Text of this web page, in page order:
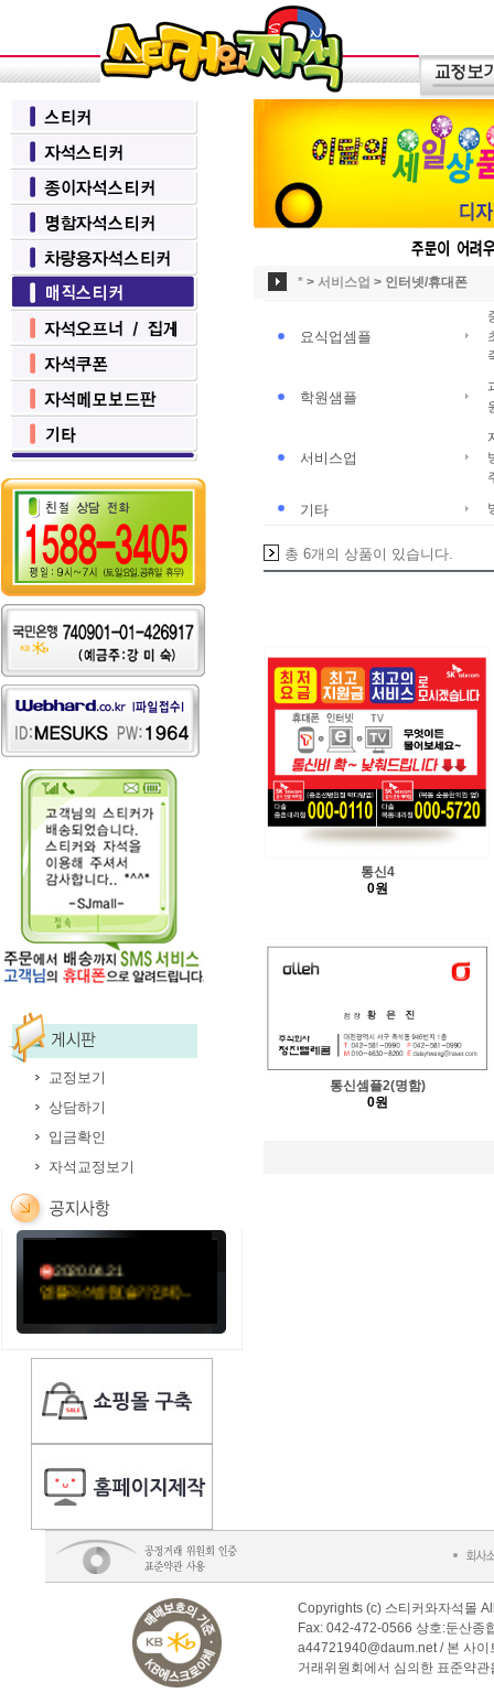
교정보기
상담하기
입금확인
자석교정보기
김훈신경과의원-11절봉
투...
2020.05.06
미소요양병원(성민문화사...
엠플러스병원(슬기인쇄)...
성가롤로병원(외용약)순...
성가롤로병원(먹는약)순...
* > 서비스업 > 인터넷/휴대폰
요식업셈플
학원샘플
서비스업
기타
총 6개의 상품이 있습니다.
통신4
0원
통신셈플2(명함)
0원
Copyrights (c) 스티커와자석몰
Fax: 042-472-0566 상호:둔산종
a44721940@daum.net / 본 사이
거래위원회에서 심의한 표준약관